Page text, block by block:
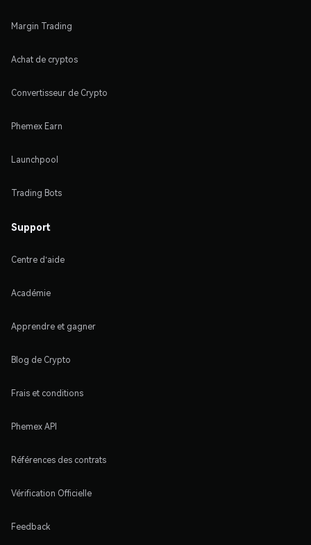
Margin Trading
Achat de cryptos
Convertisseur de Crypto
Phemex Earn
Launchpool
Trading Bots
Support
Centre d'aide
Académie
Apprendre et gagner
Blog de Crypto
Frais et conditions
Phemex API
Références des contrats
Vérification Officielle
Feedback